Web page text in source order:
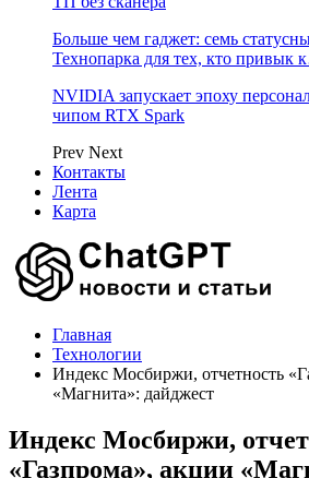
Больше чем гаджет: семь
Технопарка для тех, кто привык
NVIDIA запускает эпоху
чипом RTX Spark
Prev Next
Контакты
Лента
Карта
Главная
Технологии
Индекс Мосбиржи, отчетность
«Магнита»: дайджест
Индекс Мосбиржи,
«Газпрома», акции